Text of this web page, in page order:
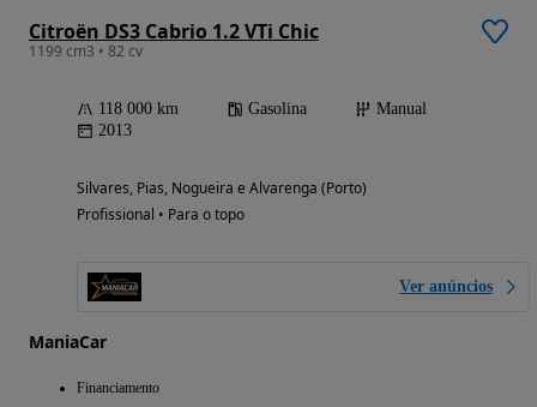
Citroën DS3 Cabrio 1.2 VTi Chic
1199 cm3 • 82 cv
118 000 km Gasolina
Manual
2013
Silvares, Pias, Nogueira e Alvarenga (Porto)
Profissional • Para o topo
Ver anúncios
ManiaCar
Financiamento